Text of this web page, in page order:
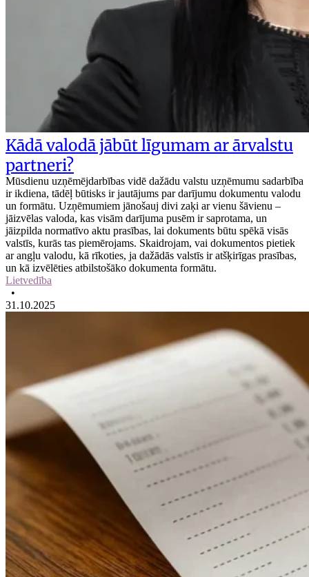
Kādā valodā jābūt līgumam ar ārvalstu
partneri?
Mūsdienu uzņēmējdarbības vidē dažādu valstu uzņēmumu sadarbība
ir ikdiena, tādēļ būtisks ir jautājums par darījumu dokumentu valodu
un formātu. Uzņēmumiem jānošauj divi zaķi ar vienu šāvienu –
jāizvēlas valoda, kas visām darījuma pusēm ir saprotama, un
jāizpilda normatīvo aktu prasības, lai dokuments būtu spēkā visās
valstīs, kurās tas piemērojams. Skaidrojam, vai dokumentos pietiek
ar angļu valodu, kā rīkoties, ja dažādās valstīs ir atšķirīgas prasības,
un kā izvēlēties atbilstošāko dokumenta formātu.
Lietvedība
•
31.10.2025